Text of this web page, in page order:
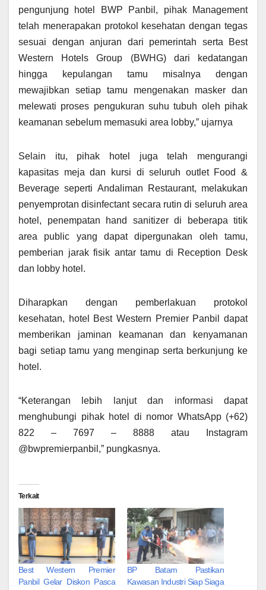
pengunjung hotel BWP Panbil, pihak Management
telah menerapakan protokol kesehatan dengan tegas
sesuai dengan anjuran dari pemerintah serta Best
Western Hotels Group (BWHG) dari kedatangan
hingga kepulangan tamu misalnya dengan
mewajibkan setiap tamu mengenakan masker dan
melewati proses pengukuran suhu tubuh oleh pihak
keamanan sebelum memasuki area lobby,” ujarnya
Selain itu, pihak hotel juga telah mengurangi
kapasitas meja dan kursi di seluruh outlet Food &
Beverage seperti Andaliman Restaurant, melakukan
penyemprotan disinfectant secara rutin di seluruh area
hotel, penempatan hand sanitizer di beberapa titik
area public yang dapat dipergunakan oleh tamu,
pemberian jarak fisik antar tamu di Reception Desk
dan lobby hotel.
Diharapkan dengan pemberlakuan protokol
kesehatan, hotel Best Western Premier Panbil dapat
memberikan jaminan keamanan dan kenyamanan
bagi setiap tamu yang menginap serta berkunjung ke
hotel.
“Keterangan lebih lanjut dan informasi dapat
menghubungi pihak hotel di nomor WhatsApp (+62)
822 – 7697 – 8888 atau Instagram
@bwpremierpanbil,” pungkasnya.
Terkait
Best Western Premier
Panbil Gelar Diskon Pasca
BP Batam Pastikan
Kawasan Industri Siap Siaga